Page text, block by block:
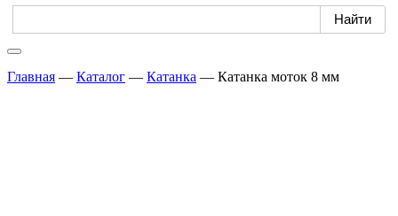
Главная — Каталог — Катанка — Катанка моток 8 мм